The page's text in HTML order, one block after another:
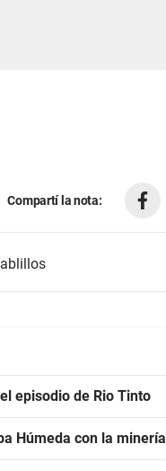
Compartí la nota:
episodio de Rio Tinto
Húmeda con la minería